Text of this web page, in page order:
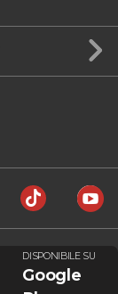
DISPONIBILE SU
Google